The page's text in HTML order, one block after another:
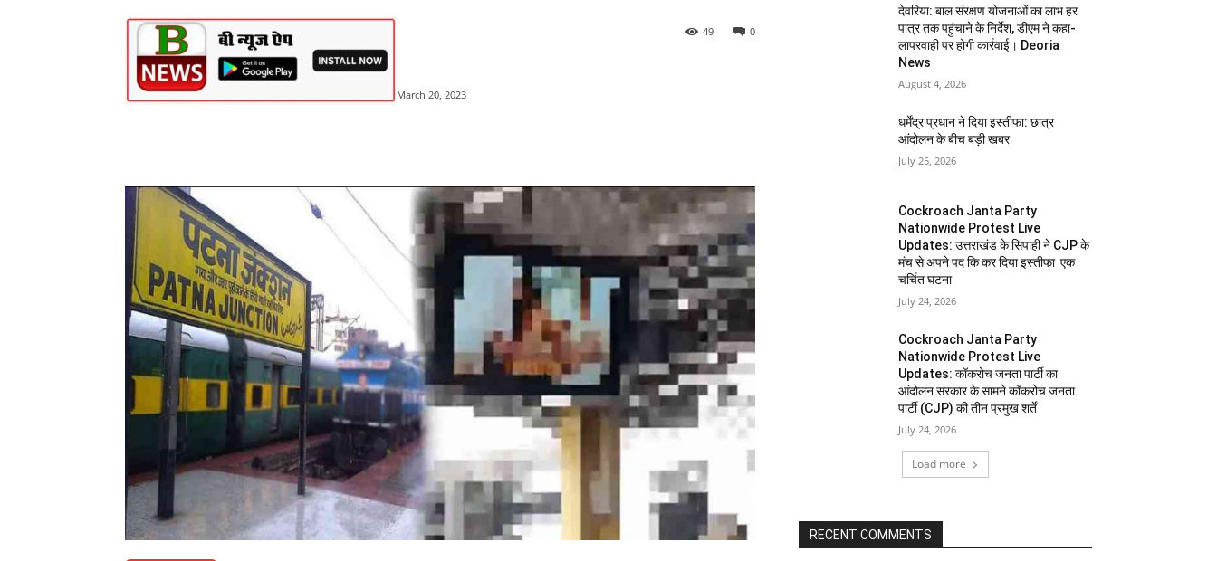
March 20, 2023
0
49
देवरिया: बाल संरक्षण योजनाओं का लाभ हर
पात्र तक पहुंचाने के निर्देश, डीएम ने कहा-
लापरवाही पर होगी कार्रवाई। Deoria
News
August 4, 2026
धर्मेंद्र प्रधान ने दिया इस्तीफा: छात्र
आंदोलन के बीच बड़ी खबर
July 25, 2026
Cockroach Janta Party
Nationwide Protest Live
Updates: उत्तराखंड के सिपाही ने CJP के
मंच से अपने पद कि कर दिया इस्तीफा एक
चर्चित घटना
July 24, 2026
Cockroach Janta Party
Nationwide Protest Live
Updates: कॉकरोच जनता पार्टी का
आंदोलन सरकार के सामने कॉकरोच जनता
पार्टी (CJP) की तीन प्रमुख शर्तें
July 24, 2026
Load more
RECENT COMMENTS